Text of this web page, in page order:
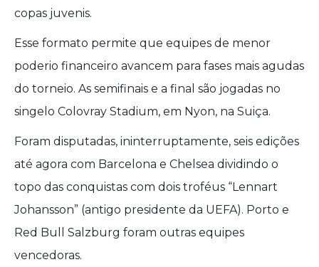
copas juvenis.
Esse formato permite que equipes de menor
poderio financeiro avancem para fases mais agudas
do torneio. As semifinais e a final são jogadas no
singelo Colovray Stadium, em Nyon, na Suiça.
Foram disputadas, ininterruptamente, seis edições
até agora com Barcelona e Chelsea dividindo o
topo das conquistas com dois troféus “Lennart
Johansson” (antigo presidente da UEFA). Porto e
Red Bull Salzburg foram outras equipes
vencedoras.